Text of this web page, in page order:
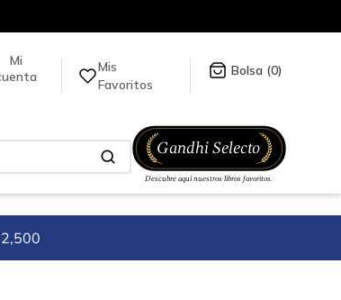
millones de títulos en nuestra tienda en línea.
Mis
Favoritos
0